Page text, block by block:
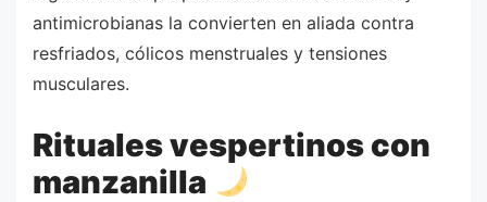
antimicrobianas la convierten en aliada contra
resfriados, cólicos menstruales y tensiones
musculares.
Rituales vespertinos con
manzanilla